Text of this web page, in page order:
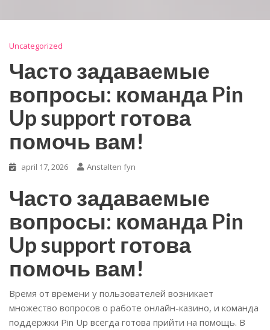
Uncategorized
Часто задаваемые
вопросы: команда Pin
Up support готова
помочь вам!
april 17, 2026 Anstalten fyn
Часто задаваемые
вопросы: команда Pin
Up support готова
помочь вам!
Время от времени у пользователей возникает
множество вопросов о работе онлайн-казино, и команда
поддержки Pin Up всегда готова прийти на помощь. В